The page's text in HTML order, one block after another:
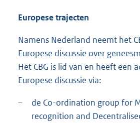
Europese trajecten
Namens Nederland neemt het
Europese discussie over
Het CBG is lid van en heeft een
Europese discussie via:
–
de Co-ordination group for
recognition and